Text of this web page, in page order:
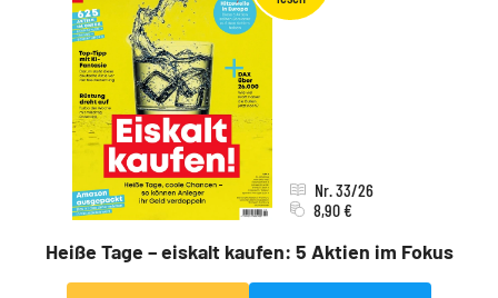
Heiße Tage – eiskalt kaufen: 5 Aktien im Fokus
Nr. 33/26
8,90 €